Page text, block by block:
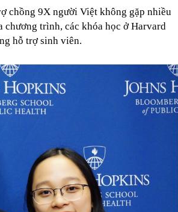
chồng 9X người Việt không gặp nhiều
chương trình, các khóa học ở Harvard
hỗ trợ sinh viên.